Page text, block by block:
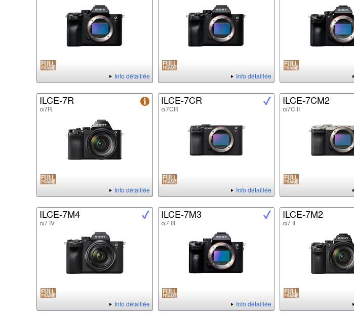
Info détaillée Info détaillée
ILCE-7R
α7R
Info détaillée
ILCE-7CR
α7CR
Info détaillée
ILCE-7CM2
α7C II
ILCE-7M4
α7 IV
Info détaillée
ILCE-7M3
α7 III
Info détaillée
ILCE-7M2
α7 II